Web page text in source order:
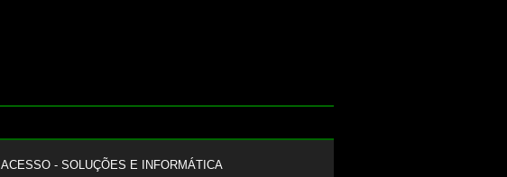
ACESSO - SOLUÇÕES E INFORMÁTICA